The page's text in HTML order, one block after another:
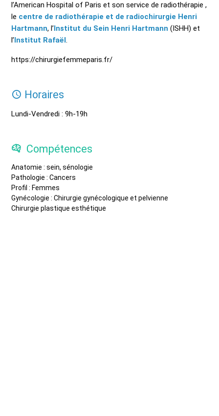
l’American Hospital of Paris et son service de radiothérapie ,
le centre de radiothérapie et de radiochirurgie Henri
Hartmann, l’ Institut du Sein Henri Hartmann (ISHH) et
l’ Institut Rafaël.
https://chirurgiefemmeparis.fr/
Horaires
Lundi-Vendredi : 9h-19h
Compétences
Anatomie : sein, sénologie
Pathologie : Cancers
Profil : Femmes
Gynécologie : Chirurgie gynécologique et pelvienne
Chirurgie plastique esthétique